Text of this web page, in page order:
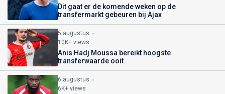
Dit gaat er de komende weken op de
transfermarkt gebeuren bij Ajax
5 augustus
10K+ views
Anis Hadj Moussa bereikt hoogste
transferwaarde ooit
6 augustus
6K+ views